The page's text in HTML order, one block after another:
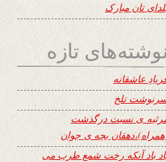
تان مبارک
نوشته‌های تازه
عاشقانه
تلخ
ی نسبت درگذشت
بچه ی جوان
باد آنکه رخت شمع طرب می